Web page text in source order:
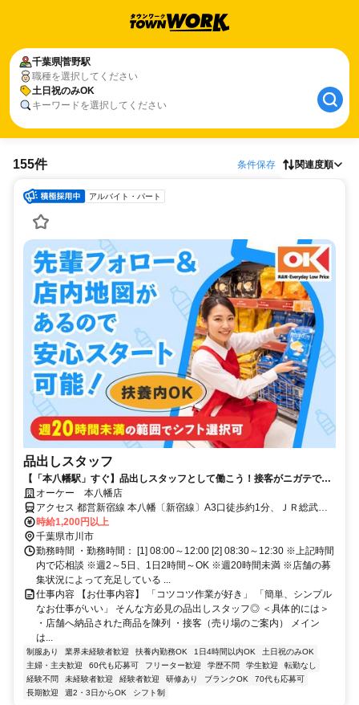
千葉県菅野駅
職種を選択してください
土日祝のみOK
キーワードを選択してください
155件 条件保存 関連度順
アルバイト・パート
品出しスタッフ
【「本八幡駅」すぐ】品出しスタッフとして働こう！接客がニガテでも
安心のシンプル作業！
オーケー 本八幡店
アクセス 都営新宿線 本八幡〔新宿線〕A3口徒歩約1分、ＪＲ総武本
線 本八幡〔ＪＲ〕北口徒歩約3分、京成本線 京成八幡出口2徒歩約4
分 総武線・都営新宿線「本八幡駅」すぐ＊自転車通勤OK
時給1,200円以上
千葉県市川市
勤務時間 ・勤務時間： [1] 08:00～12:00 [2] 08:30～12:30 ※上記時間
内で応相談 ※週2～5日、1日2時間～OK ※週20時間未満 ※店舗の募
集状況によって充足している ...
仕事内容 【お仕事内容】 「コツコツ作業が好き」 「簡単、シンプル
なお仕事がいい」 そんな方必見の品出しスタッフ◎ ＜具体的には＞
・店舗へ納品された商品を陳列 ・接客（売り場のご案内） メイン
は...
制服あり 業界未経験者歓迎 扶養内勤務OK 1日4時間以内OK
土日祝のみOK
主婦・主夫歓迎
60代も応募可 フリーター歓迎 学歴不問 学生歓迎
転勤なし
経験不問
未経験者歓迎 経験者歓迎 研修あり ブランクOK
70代も応募可
長期歓迎
週2・3日からOK シフト制